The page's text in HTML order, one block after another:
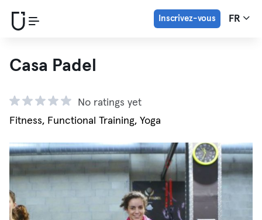
Inscrivez-vous FR
Casa Padel
No ratings yet
Fitness, Functional Training, Yoga